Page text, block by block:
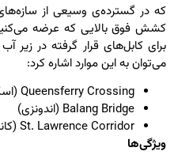
در گسترده‌ی وسیعی از سازه‌های
فوق بالایی که عرضه می‌کنیم
کابل‌های قرار گرفته در زیر آب
به این موارد اشاره کرد:
Queensferry Crossing (اسکاتلند)
Balang Bridge (اندونزی)
St. Lawrence Corridor (کانادا)